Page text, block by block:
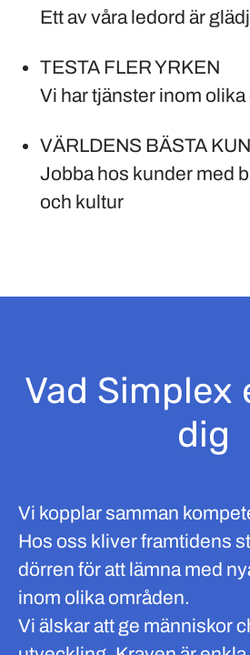
Ett av våra ledord är
TESTA FLER YRKEN
Vi har tjänster inom
VÄRLDENS BÄSTA
Jobba hos kunder med
och kultur
Vad Simplex
dig
Vi kopplar samman
Hos oss kliver framtidens
dörren för att lämna med
inom olika områden.
Vi älskar att ge människor